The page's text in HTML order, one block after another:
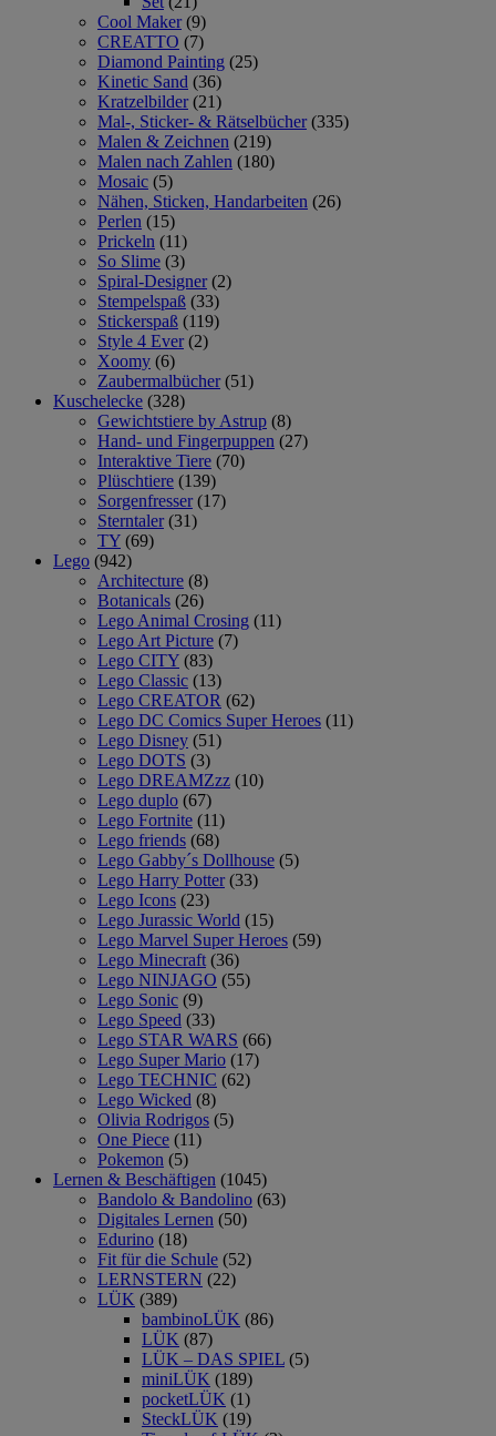
Cool Maker (9)
CREATTO (7)
Diamond Painting (25)
Kinetic Sand (36)
Kratzelbilder (21)
Mal-, Sticker- & Rätselbücher (335)
Malen & Zeichnen (219)
Malen nach Zahlen (180)
Mosaic (5)
Nähen, Sticken, Handarbeiten (26)
Perlen (15)
Prickeln (11)
So Slime (3)
Spiral-Designer (2)
Stempelspaß (33)
Stickerspaß (119)
Style 4 Ever (2)
Xoomy (6)
Zaubermalbücher (51)
Kuschelecke (328)
Gewichtstiere by Astrup (8)
Hand- und Fingerpuppen (27)
Interaktive Tiere (70)
Plüschtiere (139)
Sorgenfresser (17)
Sterntaler (31)
TY (69)
Lego (942)
Architecture (8)
Botanicals (26)
Lego Animal Crosing (11)
Lego Art Picture (7)
Lego CITY (83)
Lego Classic (13)
Lego CREATOR (62)
Lego DC Comics Super Heroes (11)
Lego Disney (51)
Lego DOTS (3)
Lego DREAMZzz (10)
Lego duplo (67)
Lego Fortnite (11)
Lego friends (68)
Lego Gabby´s Dollhouse (5)
Lego Harry Potter (33)
Lego Icons (23)
Lego Jurassic World (15)
Lego Marvel Super Heroes (59)
Lego Minecraft (36)
Lego NINJAGO (55)
Lego Sonic (9)
Lego Speed (33)
Lego STAR WARS (66)
Lego Super Mario (17)
Lego TECHNIC (62)
Lego Wicked (8)
Olivia Rodrigos (5)
One Piece (11)
Pokemon (5)
Lernen & Beschäftigen (1045)
Bandolo & Bandolino (63)
Digitales Lernen (50)
Edurino (18)
Fit für die Schule (52)
LERNSTERN (22)
LÜK (389)
bambinoLÜK (86)
LÜK (87)
LÜK – DAS SPIEL (5)
miniLÜK (189)
pocketLÜK (1)
SteckLÜK (19)